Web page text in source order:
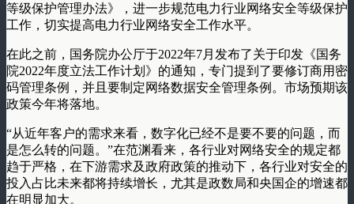
等级保护管理办法》，进一步规范电力行业网络安全等级保护
工作，切实提高电力行业网络安全工作水平。
在此之前，国务院办公厅于2022年7月发布了关于印发《国务
院2022年度立法工作计划》的通知，专门提到了要修订商用密
码管理条例，并且要制定网络数据安全管理条例。市场预期该
政策今年将落地。
“从近年客户的需求来看，数字化已经不是要不要的问题，而
是怎么转的问题。”在范渊看来，各行业对网络安全的规定都
趋于严格，在下游需求及政府政策的推动下，各行业对安全的
投入占比未来都将持续增长，尤其是政数局和央国企的增速都
在明显加大。